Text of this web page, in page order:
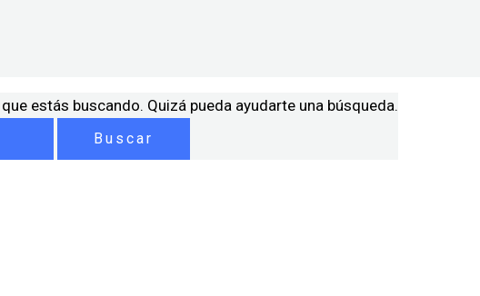
estás buscando. Quizá pueda ayudarte una búsqueda.